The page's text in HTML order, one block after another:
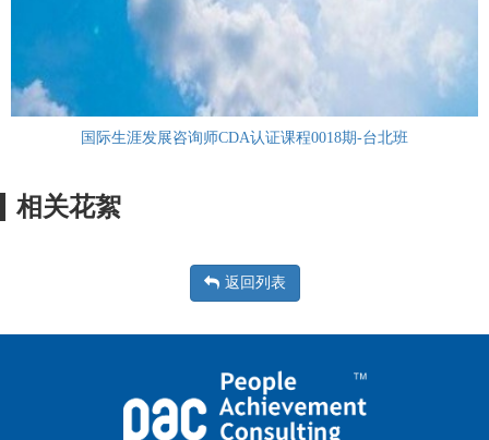
国际生涯发展咨询师CDA认证课程0018期-台北班
相关花絮
返回列表